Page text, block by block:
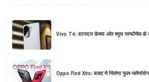
Vivo T4: शानदार कैमरा और स्मूथ परफॉर्मेंस के
Oppo Find X9s: बजट में मिलेगा फुल-फ्लैगशिप